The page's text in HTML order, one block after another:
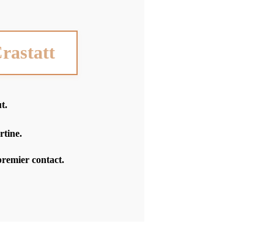
contact.